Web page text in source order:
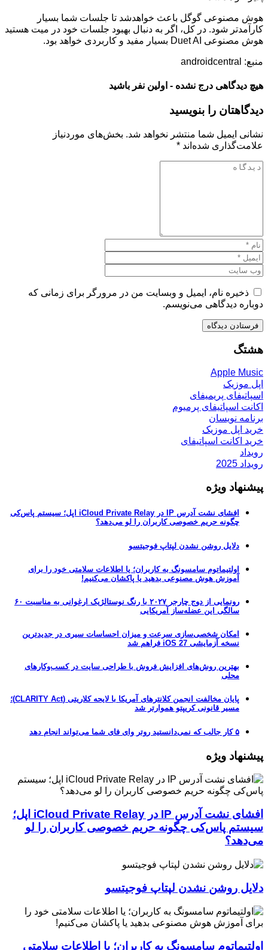
هوش مصنوعی گوگل باعث خواهدشد تا جلسات شما بسیار
کارآمدتر شود. در کل، اگر به دنبال بهبود جلسات خود در میت هستید
هوش مصنوعی Duet AI بسیار مفید و کاربردی خواهد بود.
منبع: androidcentral
هیچ دیدگاهی درج نشده - اولین نفر باشید
دیدگاهتان را بنویسید
نشانی ایمیل شما منتشر نخواهد شد. بخش‌های موردنیاز
علامت‌گذاری شده‌اند *
ذخیره نام، ایمیل و وبسایت من در مرورگر برای زمانی که
دوباره دیدگاهی می‌نویسم.
هشتگ
Apple Music
اپل موزیک
اسپاتیفای پریمیفای
اکانت اسپاتیفای پرمیوم
برنامه نویسان
خرید اپل موزیک
خرید اکانت اسپاتیفای
رویداد
رویداد 2025
پیشنهاد ویژه
افشای نشت آدرس IP در iCloud Private Relay اپل؛ سیستم پاس‌کی
چگونه حریم خصوصی کاربران را لو می‌دهد؟
دلایل روشن نشدن لپتاپ فوجیتسو
اولتیماتوم سامسونگ به کاربران؛ یا اطلاعات سلامتی خود را برای
آموزش هوش مصنوعی بدهید یا پاکشان می‌کنیم!
رونمایی از دوج چارجر ۲۰۲۷ با رنگ نوستالژیک ارغوانی به مناسبت ۶۰
سالگی این عضله‌ساز آمریکایی
امکان شخصی‌سازی سرعت و میزان احساسات سیری در جدیدترین
نسخه آزمایشی iOS 27 فراهم شد
بهترین روش‌های افزایش فروش با طراحی سایت در کسب‌وکارهای
محلی
پایان مخالفت انجمن کلانترهای آمریکا با لایحه کلاریتی (CLARITY Act)؛
مسیر قانونی کریپتو هموارتر شد
۵ کار جالب که نمی‌دانستید روتر وای فای شما می‌تواند انجام دهد
پیشنهاد ویژه
افشای نشت آدرس IP در iCloud Private Relay اپل؛
سیستم پاس‌کی چگونه حریم خصوصی کاربران را لو
می‌دهد؟
دلایل روشن نشدن لپتاپ فوجیتسو
اولتیماتوم سامسونگ به کاربران؛ یا اطلاعات سلامتی